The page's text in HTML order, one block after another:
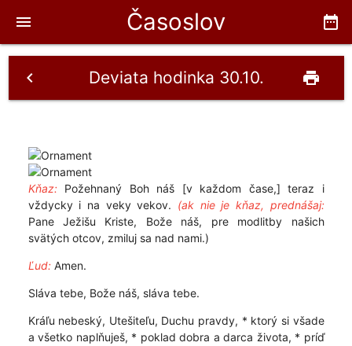
Časoslov date_range
menu
Deviata hodinka 30.10.
chevron_left print
Kňaz:Požehnaný Boh náš [v každom čase,] teraz i
vždycky i na veky vekov. (ak nie je kňaz, prednášaj:
Pane Ježišu Kriste, Bože náš, pre modlitby našich
svätých otcov, zmiluj sa nad nami.)
Ľud:Amen.
Sláva tebe, Bože náš, sláva tebe.
Kráľu nebeský, Utešiteľu, Duchu pravdy, * ktorý si všade
a všetko naplňuješ, * poklad dobra a darca života, * príď